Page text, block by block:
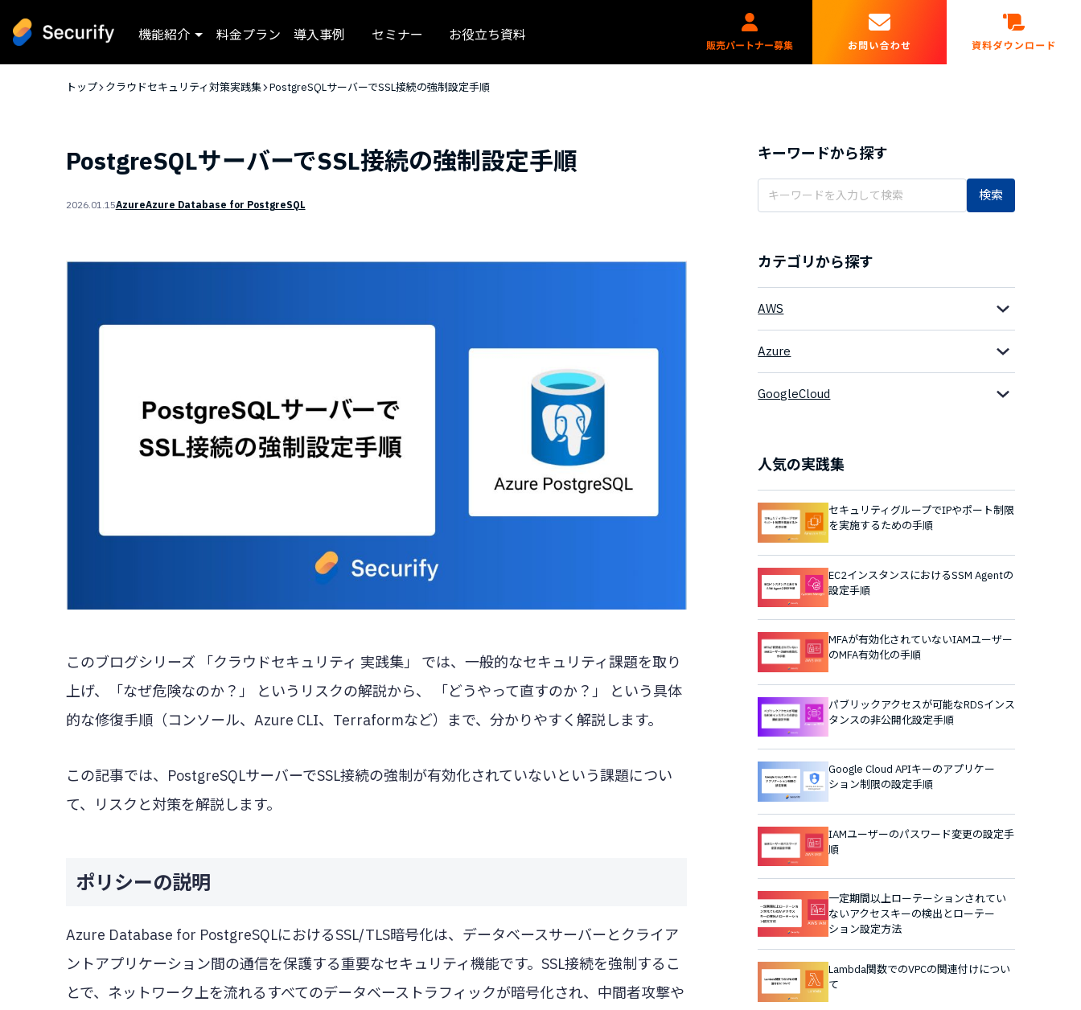
機能紹介 料金プラン 導入事例 セミナー お役立ち資料
トップ クラウドセキュリティ対策実践集 PostgreSQLサーバーでSSL接続の強制設定手順
PostgreSQLサーバーでSSL接続の強制設定手順
2026.01.15AzureAzure Database for PostgreSQL
このブログシリーズ 「クラウドセキュリティ 実践集」 では、一般的なセキュリティ課題を取り
上げ、「なぜ危険なのか？」 というリスクの解説から、 「どうやって直すのか？」 という具体
的な修復手順（コンソール、Azure CLI、Terraformなど）まで、分かりやすく解説します。
この記事では、PostgreSQLサーバーでSSL接続の強制が有効化されていないという課題につい
て、リスクと対策を解説します。
ポリシーの説明
Azure Database for PostgreSQLにおけるSSL/TLS暗号化は、データベースサーバーとクライア
ントアプリケーション間の通信を保護する重要なセキュリティ機能です。SSL接続を強制するこ
とで、ネットワーク上を流れるすべてのデータベーストラフィックが暗号化され、中間者攻撃や
キーワードから探す
検索
カテゴリから探す
AWS
Azure
GoogleCloud
人気の実践集
セキュリティグループでIPやポート制限
を実施するための手順
EC2インスタンスにおけるSSM Agentの
設定手順
MFAが有効化されていないIAMユーザー
のMFA有効化の手順
パブリックアクセスが可能なRDSインス
タンスの非公開化設定手順
Google Cloud APIキーのアプリケー
ション制限の設定手順
IAMユーザーのパスワード変更の設定手
順
一定期間以上ローテーションされてい
ないアクセスキーの検出とローテー
ション設定方法
Lambda関数でのVPCの関連付けについ
て